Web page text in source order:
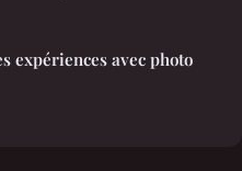
expériences avec photo